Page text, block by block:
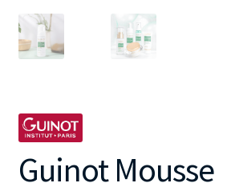
Guinot Mousse